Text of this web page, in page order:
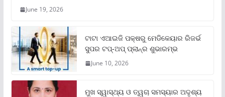
June 19, 2026
ଟାଟା ଏଆଇଜି ପକ୍ଷରୁ ମେଡିକେୟାର ରିଜର୍ଭ
ସୁପର ଟପ୍‌-ଅପ୍ ପ୍ଲାନ୍‌ର ଶୁଭାରମ୍ଭ
June 10, 2026
ମୁଖ ସ୍ୱାସ୍ଥ୍ୟ ଓ ତ୍ୱଚା ସମସ୍ୟାର ଅଦୃଶ୍ୟ